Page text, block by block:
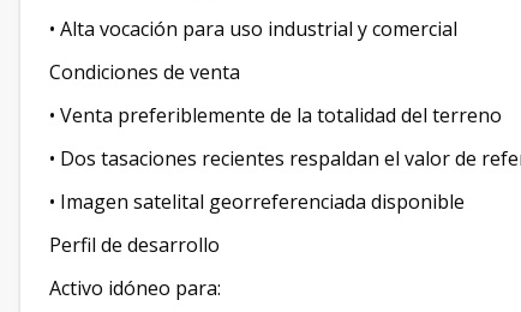
• Alta vocación para uso industrial y comercial
Condiciones de venta
• Venta preferiblemente de la totalidad del terreno
• Dos tasaciones recientes respaldan el valor de
• Imagen satelital georreferenciada disponible
Perfil de desarrollo
Activo idóneo para: